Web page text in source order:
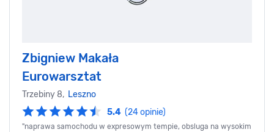
Zbigniew Makała
Eurowarsztat
Trzebiny 8, Leszno
5.4 (24 opinie)
"naprawa samochodu w expresowym tempie, obsluga na wysokim